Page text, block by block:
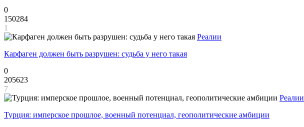
0
150284
1
Реалии
Карфаген должен быть разрушен: судьба у него такая
0
205623
7
Реалии
Турция: имперское прошлое, военный потенциал, геополитические амбиции